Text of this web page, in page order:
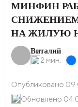
МИНФИН
НА ЖИЛУЮ
Виталий
2 мин.
Опубликовано
Обновлено